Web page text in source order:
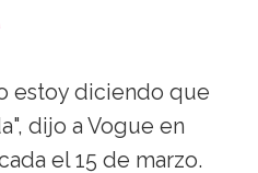
estoy diciendo que
dijo a Vogue en
el 15 de marzo.